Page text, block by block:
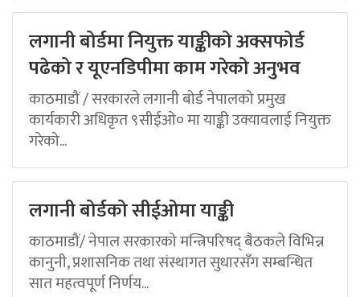
लगानी बोर्डमा नियुक्त याङ्कीको अक्सफोर्ड
पढेको र यूएनडिपीमा काम गरेको अनुभव
काठमाडौं / सरकारले लगानी बोर्ड नेपालको प्रमुख
कार्यकारी अधिकृत ९सीईओ० मा याङ्की उक्यावलाई नियुक्त
गरेको...
लगानी बोर्डको सीईओमा याङ्की
काठमाडौं/ नेपाल सरकारको मन्त्रिपरिषद् बैठकले विभिन्न
कानुनी, प्रशासनिक तथा संस्थागत सुधारसँग सम्बन्धित
सात महत्वपूर्ण निर्णय...